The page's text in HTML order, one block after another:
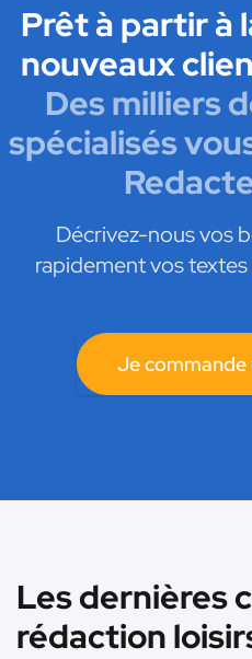
Prêt à partir à
nouveaux
Des milliers
spécialisés
Décrivez-nous vos
rapidement vos
Je commande
Les dernières
rédaction